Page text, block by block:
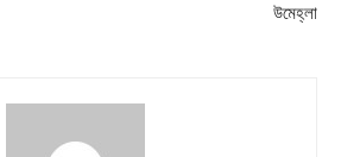
উমেহ্লা